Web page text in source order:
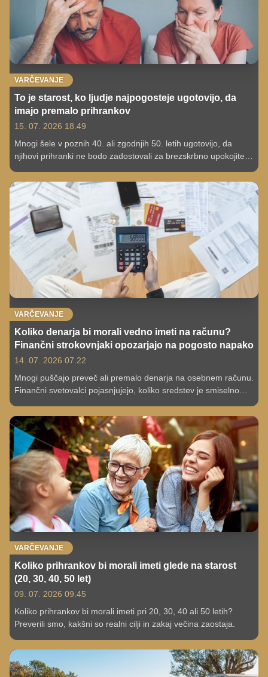
VARČEVANJE
To je starost, ko ljudje najpogosteje ugotovijo, da
imajo premalo prihrankov
15. 07. 2026 18.49
Mnogi šele v poznih 40. ali zgodnjih 50. letih ugotovijo, da
njihovi prihranki ne bodo zadostovali za brezskrbno upokojitev.
VARČEVANJE
Koliko denarja bi morali vedno imeti na računu?
Finančni strokovnjaki opozarjajo na pogosto napako
14. 07. 2026 07.22
Mnogi puščajo preveč ali premalo denarja na osebnem računu.
Finančni svetovalci pojasnjujejo, koliko sredstev je smiselno
VARČEVANJE
Koliko prihrankov bi morali imeti glede na starost
(20, 30, 40, 50 let)
09. 07. 2026 09.45
Koliko prihrankov bi morali imeti pri 20, 30, 40 ali 50 letih?
Preverili smo, kakšni so realni cilji in zakaj večina zaostaja.